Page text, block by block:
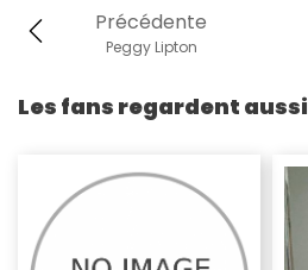
Précédente
Peggy Lipton
Les fans regardent aussi